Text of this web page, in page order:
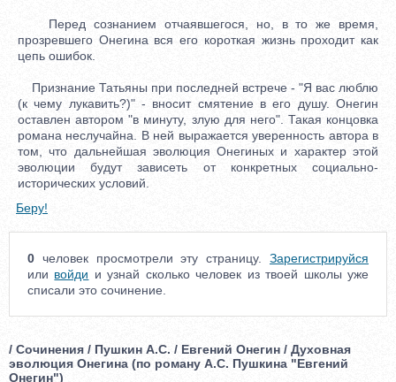
Перед сознанием отчаявшегося, но, в то же время,
прозревшего Онегина вся его короткая жизнь проходит как
цепь ошибок.
Признание Татьяны при последней встрече - "Я вас люблю
(к чему лукавить?)" - вносит смятение в его душу. Онегин
оставлен автором "в минуту, злую для него". Такая концовка
романа неслучайна. В ней выражается уверенность автора в
том, что дальнейшая эволюция Онегиных и характер этой
эволюции будут зависеть от конкретных социально-
исторических условий.
Беру!
0 человек просмотрели эту страницу. Зарегистрируйся
или войди и узнай сколько человек из твоей школы уже
списали это сочинение.
/ Сочинения / Пушкин А.С. / Евгений Онегин / Духовная
эволюция Онегина (по роману А.С. Пушкина "Евгений
Онегин")